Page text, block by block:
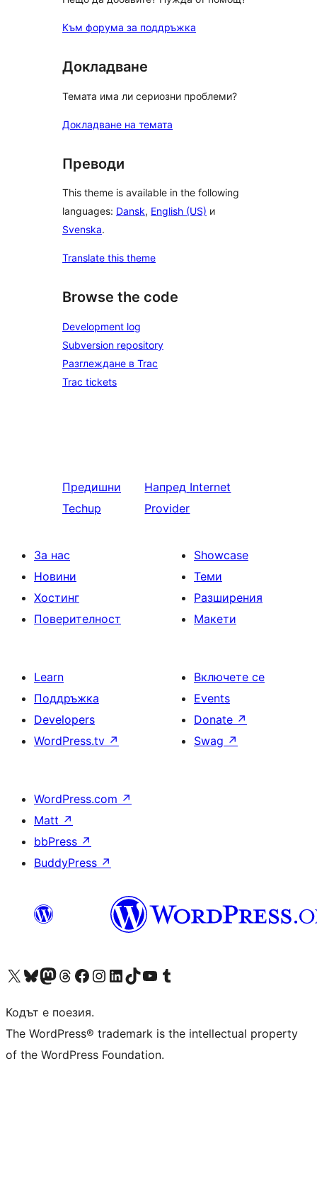
Към форума за поддръжка
Докладване
Темата има ли сериозни проблеми?
Докладване на темата
Преводи
This theme is available in the following
languages: Dansk, English (US) и
Svenska.
Translate this theme
Browse the code
Development log
Subversion repository
Разглеждане в Trac
Trac tickets
Предишни
Techup
Напред Internet
Provider
За нас
Новини
Хостинг
Поверителност
Showcase
Теми
Разширения
Макети
Learn
Поддръжка
Developers
WordPress.tv ↗
Включете се
Events
Donate ↗
Swag ↗
WordPress.com ↗
Matt ↗
bbPress ↗
BuddyPress ↗
Visit our X (formerly Twitter) account
Visit our Bluesky account
Visit our Mastodon account
Visit our Threads account
Посетете нашата страница във Facebook
Посетете нашия профил в Instagram
Посетете нашия профил в LinkedIn
Visit our TikTok account
Visit our YouTube channel
Visit our Tumblr account
Кодът е поезия.
The WordPress® trademark is the intellectual property
of the WordPress Foundation.